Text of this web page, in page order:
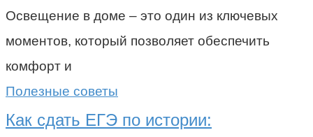
Освещение в доме – это один из ключевых
моментов, который позволяет обеспечить
комфорт и
Полезные советы
Как сдать ЕГЭ по истории: